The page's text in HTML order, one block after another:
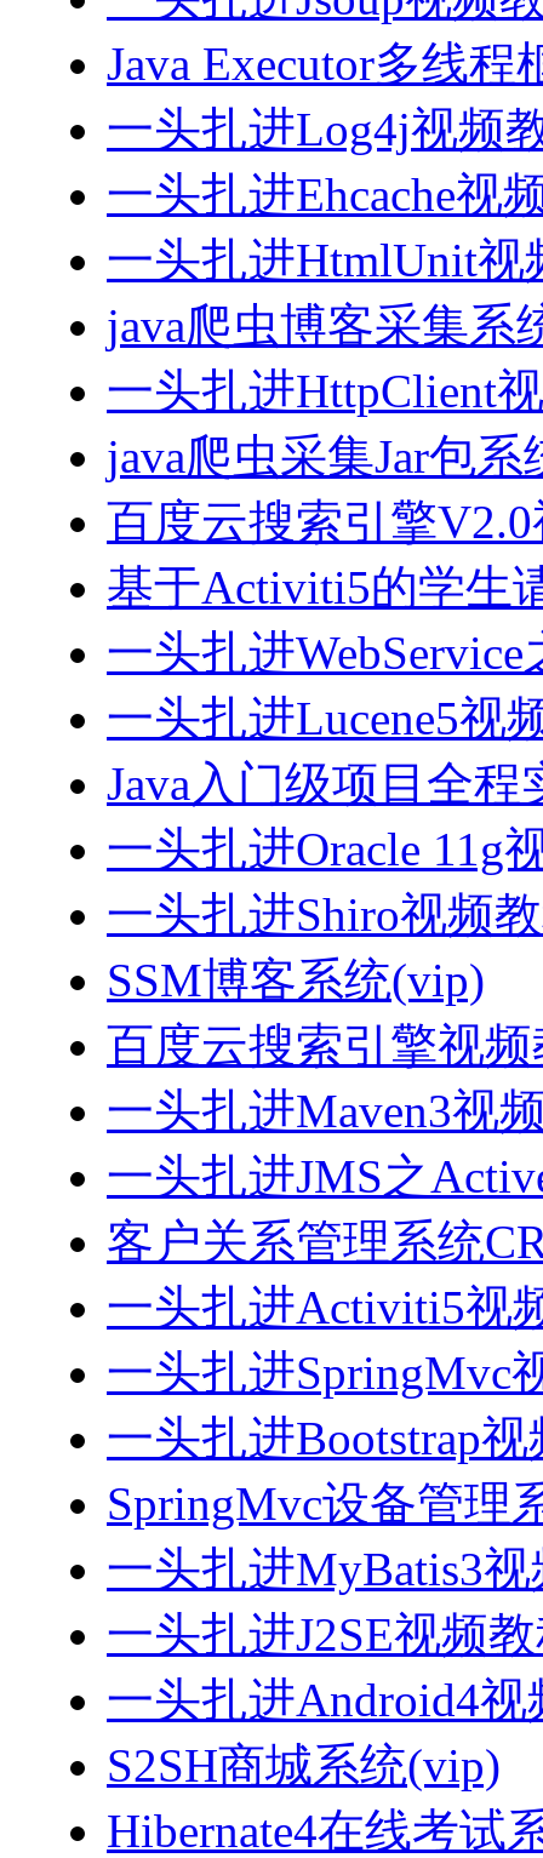
Java Executor多线
一头扎进Log4j视频
一头扎进Ehcache视
一头扎进HtmlUnit视
java爬虫博客采集系
一头扎进HttpClient
java爬虫采集Jar包
百度云搜索引擎
基于Activiti5的学生
一头扎进
一头扎进Lucene5视
Java入门级项目全程
一头扎进Oracle 11g
一头扎进Shiro视频
SSM博客系统(vip)
百度云搜索引擎视
一头扎进Maven3视
一头扎进JMS之
客户关系管理系统
一头扎进Activiti5视
一头扎进SpringMvc
一头扎进Bootstrap
SpringMvc设备管理
一头扎进MyBatis3
一头扎进J2SE视频
一头扎进Android4视
S2SH商城系统(vip)
Hibernate4在线考试